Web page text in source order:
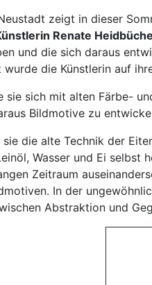
zeigt in dieser
Renate
und die sich daraus
die Künstlerin auf
sie sich mit alten Färbe-
Bildmotive zu
die alte Technik der
Wasser und Ei selbst
Zeitraum
In der
Abstraktion und